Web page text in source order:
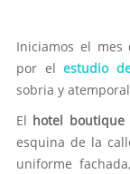
Iniciamos el
por elestudio
sobria y
El hotel boutique
esquina de la
uniforme